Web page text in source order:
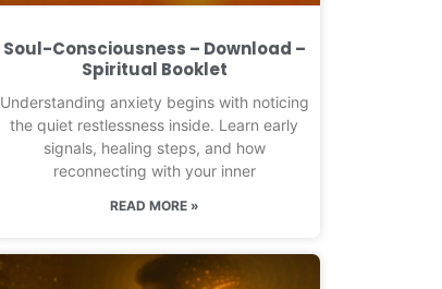
Soul-Consciousness – Download –
Spiritual Booklet
Understanding anxiety begins with noticing
the quiet restlessness inside. Learn early
signals, healing steps, and how
reconnecting with your inner
READ MORE »